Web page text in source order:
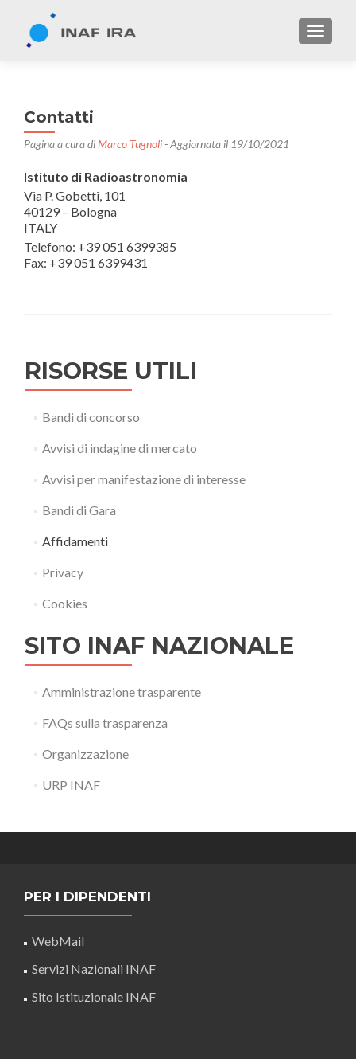
Contatti
Pagina a cura diMarco Tugnoli- Aggiornata il 19/10/2021
Istituto di Radioastronomia
Via P. Gobetti, 101
40129 – Bologna
ITALY
Telefono: +39 051 6399385
Fax: +39 051 6399431
RISORSE UTILI
Bandi di concorso
Avvisi di indagine di mercato
Avvisi per manifestazione di interesse
Bandi di Gara
Affidamenti
Privacy
Cookies
SITO INAF NAZIONALE
Amministrazione trasparente
FAQs sulla trasparenza
Organizzazione
URP INAF
PER I DIPENDENTI
WebMail
Servizi Nazionali INAF
Sito Istituzionale INAF